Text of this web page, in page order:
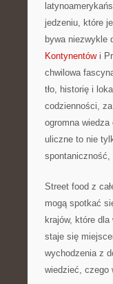
jedzeniu, które
bywa niezwykle
Kontynentówi
chwilowa
tło, historię i
codzienności,
ogromna
uliczne to nie
spontaniczność,
Street food z
mogą spotkać
krajów, które
staje się
wychodzenia z
wiedzieć, czego